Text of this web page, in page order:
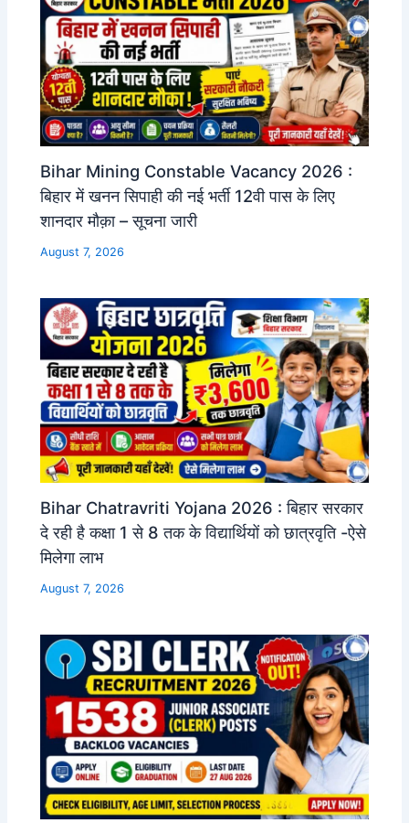
Bihar Mining Constable Vacancy 2026 :
बिहार में खनन सिपाही की नई भर्ती 12वी पास के लिए
शानदार मौक़ा – सूचना जारी
August 7, 2026
Bihar Chatravriti Yojana 2026 : बिहार सरकार
दे रही है कक्षा 1 से 8 तक के विद्यार्थियों को छात्रवृति -ऐसे
मिलेगा लाभ
August 7, 2026